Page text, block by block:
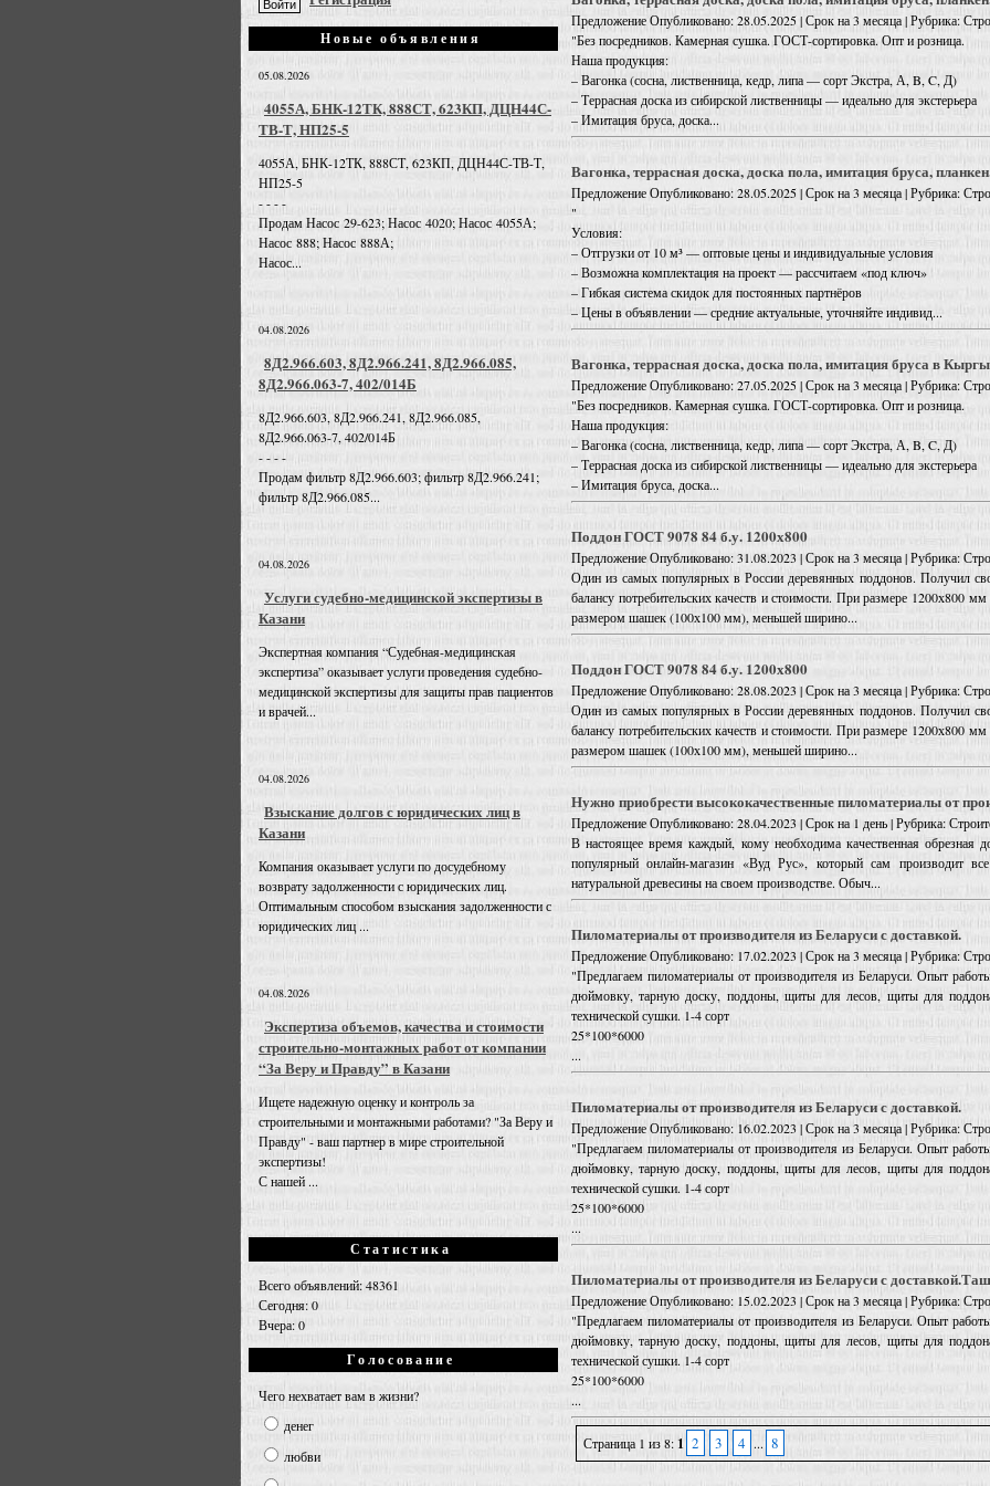
Новые объявления
05.08.2026
4055А, БНК-12ТК, 888СТ, 623КП, ДЦН44С-
ТВ-Т, НП25-5
4055А, БНК-12ТК, 888СТ, 623КП, ДЦН44С-ТВ-Т,
НП25-5
- - - -
Продам Насос 29-623; Насос 4020; Насос 4055А;
Насос 888; Насос 888А;
Насос...
04.08.2026
8Д2.966.603, 8Д2.966.241, 8Д2.966.085,
8Д2.966.063-7, 402/014Б
8Д2.966.603, 8Д2.966.241, 8Д2.966.085,
8Д2.966.063-7, 402/014Б
- - - -
Продам фильтр 8Д2.966.603; фильтр 8Д2.966.241;
фильтр 8Д2.966.085...
04.08.2026
Услуги судебно-медицинской экспертизы в
Казани
Экспертная компания “Судебная-медицинская
экспертиза” оказывает услуги проведения судебно-
медицинской экспертизы для защиты прав пациентов
и врачей...
04.08.2026
Взыскание долгов с юридических лиц в
Казани
Компания оказывает услуги по досудебному
возврату задолженности с юридических лиц.
Оптимальным способом взыскания задолженности с
юридических лиц ...
04.08.2026
Экспертиза объемов, качества и стоимости
строительно-монтажных работ от компании
“За Веру и Правду” в Казани
Ищете надежную оценку и контроль за
строительными и монтажными работами? "За Веру и
Правду" - ваш партнер в мире строительной
экспертизы!
С нашей ...
Статистика
Всего объявлений: 48361
Сегодня: 0
Вчера: 0
Голосование
Чего нехватает вам в жизни?
денег
любви
ПредложениеОпубликовано: 28.05.2025 | Срок на 3 месяца | Рубрика:
"Без посредников. Камерная сушка. ГОСТ-сортировка. Опт и розница.
Наша продукция:
– Вагонка (сосна, лиственница, кедр, липа — сорт Экстра, А, B, C, Д)
– Террасная доска из сибирской лиственницы — идеально для экстерьера
– Имитация бруса, доска...
Вагонка, террасная доска, доска пола, имитация бруса,
ПредложениеОпубликовано: 28.05.2025 | Срок на 3 месяца | Рубрика:
"
Условия:
– Отгрузки от 10 м³ — оптовые цены и индивидуальные условия
– Возможна комплектация на проект — рассчитаем «под ключ»
– Гибкая система скидок для постоянных партнёров
– Цены в объявлении — средние актуальные, уточняйте индивид...
Вагонка, террасная доска, доска пола, имитация бруса в
ПредложениеОпубликовано: 27.05.2025 | Срок на 3 месяца | Рубрика:
"Без посредников. Камерная сушка. ГОСТ-сортировка. Опт и розница.
Наша продукция:
– Вагонка (сосна, лиственница, кедр, липа — сорт Экстра, А, B, C, Д)
– Террасная доска из сибирской лиственницы — идеально для экстерьера
– Имитация бруса, доска...
Поддон ГОСТ 9078 84 б.у. 1200х800
ПредложениеОпубликовано: 31.08.2023 | Срок на 3 месяца | Рубрика:
Один из самых популярных в России деревянных поддонов. Получил
балансу потребительских качеств и стоимости. При размере 1200х800
размером шашек (100х100 мм), меньшей ширино...
Поддон ГОСТ 9078 84 б.у. 1200х800
ПредложениеОпубликовано: 28.08.2023 | Срок на 3 месяца | Рубрика:
Один из самых популярных в России деревянных поддонов. Получил
балансу потребительских качеств и стоимости. При размере 1200х800
размером шашек (100х100 мм), меньшей ширино...
Нужно приобрести высококачественные пиломатериалы от
ПредложениеОпубликовано: 28.04.2023 | Срок на 1 день | Рубрика:
В настоящее время каждый, кому необходима качественная обрезная
популярный онлайн-магазин «Вуд Рус», который сам производит
натуральной древесины на своем производстве. Обыч...
Пиломатериалы от производителя из Беларуси с доставкой.
ПредложениеОпубликовано: 17.02.2023 | Срок на 3 месяца | Рубрика:
"Предлагаем пиломатериалы от производителя из Беларуси. Опыт
дюймовку, тарную доску, поддоны, щиты для лесов, щиты для
технической сушки. 1-4 сорт
25*100*6000
...
Пиломатериалы от производителя из Беларуси с доставкой.
ПредложениеОпубликовано: 16.02.2023 | Срок на 3 месяца | Рубрика:
"Предлагаем пиломатериалы от производителя из Беларуси. Опыт
дюймовку, тарную доску, поддоны, щиты для лесов, щиты для
технической сушки. 1-4 сорт
25*100*6000
...
Пиломатериалы от производителя из Беларуси с
ПредложениеОпубликовано: 15.02.2023 | Срок на 3 месяца | Рубрика:
"Предлагаем пиломатериалы от производителя из Беларуси. Опыт
дюймовку, тарную доску, поддоны, щиты для лесов, щиты для
технической сушки. 1-4 сорт
25*100*6000
...
Страница 1 из 8:1 2 3 4 ... 8